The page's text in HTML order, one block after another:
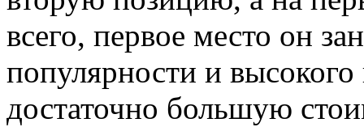
всего, первое место он
популярности и высокого
достаточно большую